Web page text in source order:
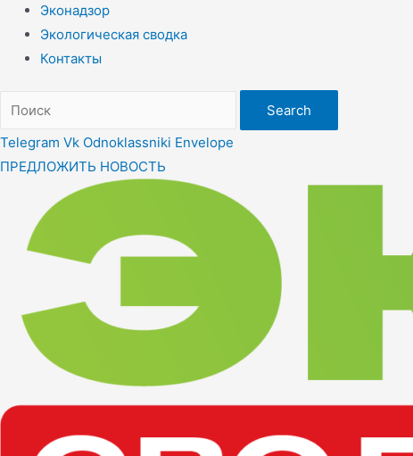
Эконадзор
Экологическая сводка
Контакты
Search
Telegram Vk Odnoklassniki Envelope
ПРЕДЛОЖИТЬ НОВОСТЬ